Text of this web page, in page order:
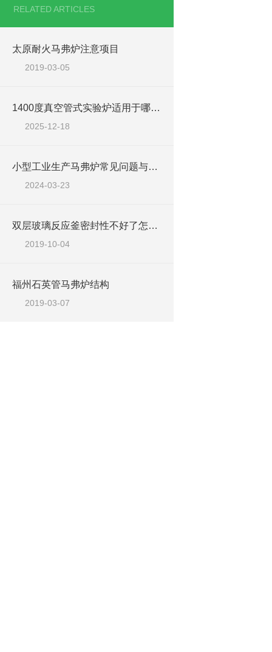
RELATED ARTICLES
太原耐火马弗炉注意项目
2019-03-05
1400度真空管式实验炉适用于哪些领域
2025-12-18
小型工业生产马弗炉常见问题与解决方案
2024-03-23
双层玻璃反应釜密封性不好了怎么办
2019-10-04
福州石英管马弗炉结构
2019-03-07